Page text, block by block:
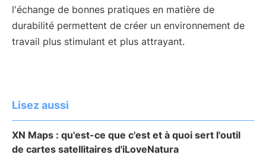
l'échange de bonnes pratiques en matière de
durabilité permettent de créer un environnement de
travail plus stimulant et plus attrayant.
Lisez aussi
XN Maps : qu'est-ce que c'est et à quoi sert l'outil
de cartes satellitaires d'iLoveNatura